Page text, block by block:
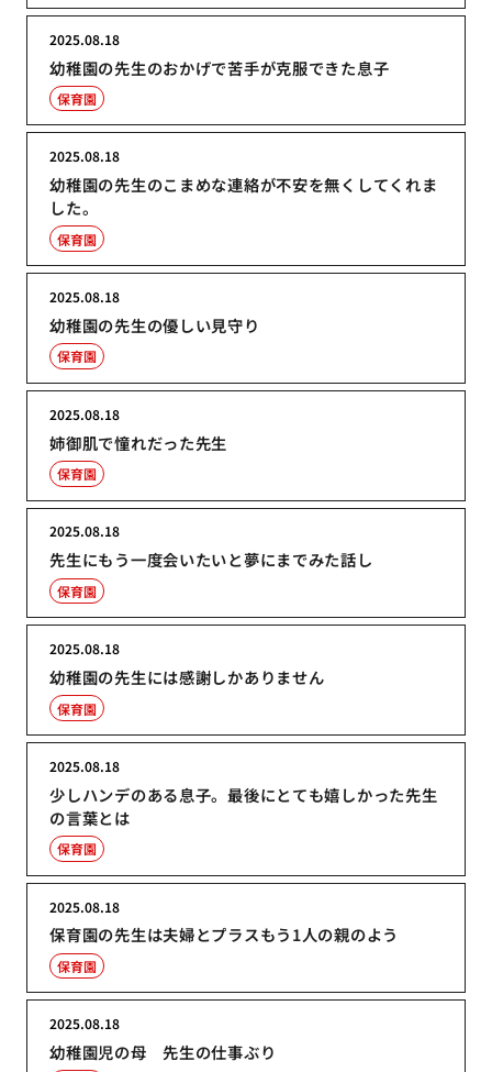
幼稚園の先生のおかげで苦手が克服できた息子
2025.08.18
保育園
幼稚園の先生のこまめな連絡が不安を無くしてくれま
した。
2025.08.18
保育園
幼稚園の先生の優しい見守り
2025.08.18
保育園
姉御肌で憧れだった先生
2025.08.18
保育園
先生にもう一度会いたいと夢にまでみた話し
2025.08.18
保育園
幼稚園の先生には感謝しかありません
2025.08.18
保育園
少しハンデのある息子。最後にとても嬉しかった先生
の言葉とは
2025.08.18
保育園
保育園の先生は夫婦とプラスもう1人の親のよう
2025.08.18
保育園
幼稚園児の母 先生の仕事ぶり
2025.08.18